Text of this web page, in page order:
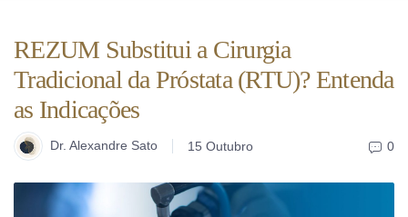
REZUM Substitui a Cirurgia
Tradicional da Próstata (RTU)? Entenda
as Indicações
Dr. Alexandre Sato 15 Outubro 0